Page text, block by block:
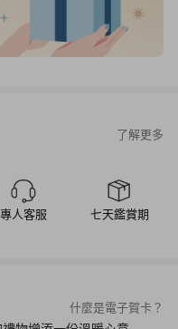
了解更多
專人客服 七天鑑賞期
什麼是電子賀卡？